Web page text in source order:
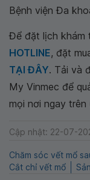
Bệnh viện Đa
Để đặt lịch khám
HOTLINE, đặt
TẠI ĐÂY. Tải và
My Vinmec để
mọi nơi ngay trên
Cập nhật: 22-07-
Chăm sóc vết mổ
Cắt chỉ vết mổ